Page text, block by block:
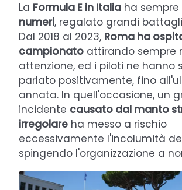
La Formula E in Italia ha
numeri, regalato grandi
Dal 2018 al 2023, Roma ha
campionato attirando sempre
attenzione, ed i piloti ne hanno
parlato positivamente, fino
annata. In quell'occasione, un
incidente causato dal manto
irregolare ha messo a rischio
eccessivamente l'incolumità
spingendo l'organizzazione a